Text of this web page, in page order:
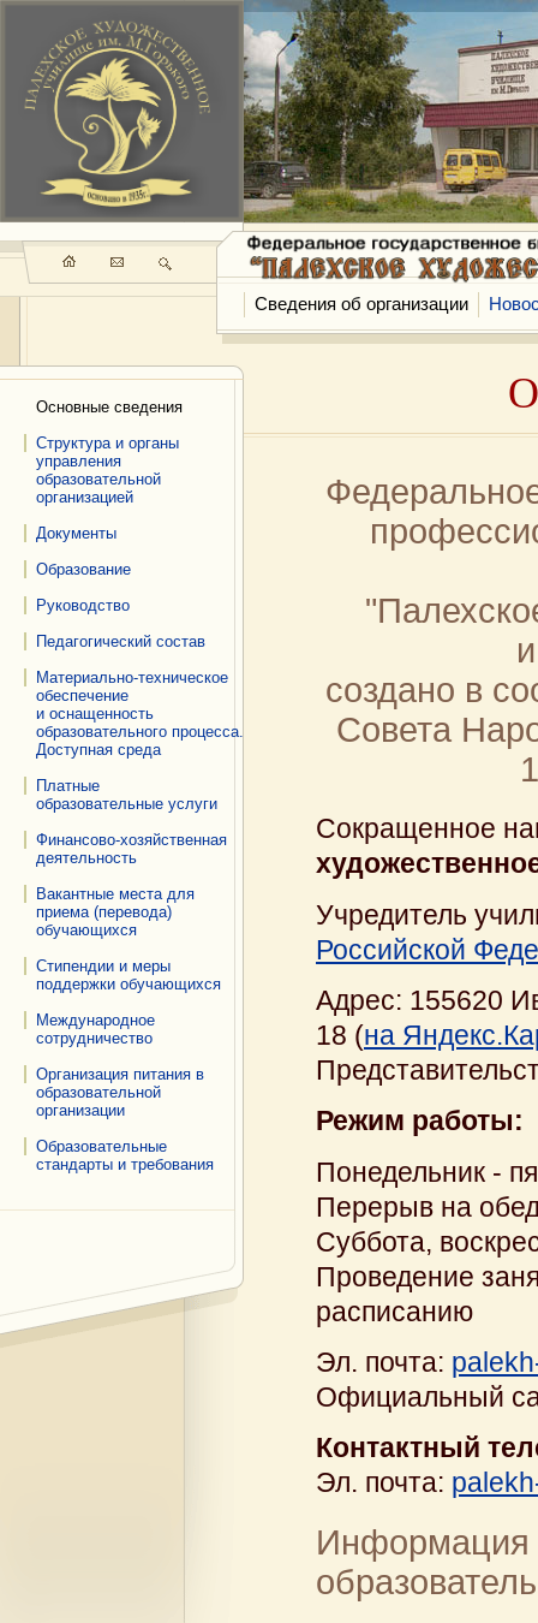
Основные сведения
Структура и органы
управления
образовательной
организацией
Документы
Образование
Руководство
Педагогический состав
Материально-техническое
обеспечение
и оснащенность
образовательного процесса.
Доступная среда
Платные
образовательные услуги
Финансово-хозяйственная
деятельность
Вакантные места для
приема (перевода)
обучающихся
Стипендии и меры
поддержки обучающихся
Международное
сотрудничество
Организация питания в
образовательной
организации
Образовательные
стандарты и требования
Сведения об организации
создано в
Совета
Сокращенное
Учредитель
Российской
Адрес: 155620
18 (на
Режим работы:
Понедельник -
Перерыв на
Суббота,
Проведение
расписанию
Эл. почта:
Официальный
Контактный
Эл. почта:
Информация